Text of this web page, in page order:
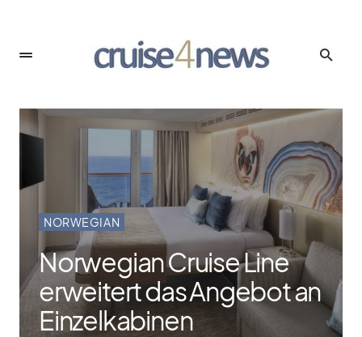
NORWEGIAN
Norwegian Cruise Line
erweitert das Angebot an
Einzelkabinen